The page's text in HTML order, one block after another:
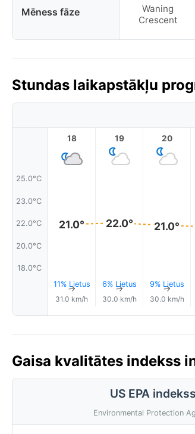
Mēness fāze
Waning
Crescent
Stundas laikapstākļu
25.0°C
23.0°C
22.0°C
20.0°C
18.0°C
18
21.0°
11% Lietus
↑
31.0 km/h
19
22.0°
6% Lietus
↑
30.0 km/h
20
21.0°
9% Lietus
↑
30.0 km/h
Gaisa kvalitātes indekss
US EPA indekss
Environmental Protection